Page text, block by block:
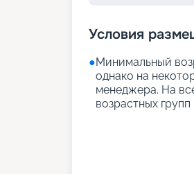
Условия
●Минимальный
однако на
менеджера. На
возрастных